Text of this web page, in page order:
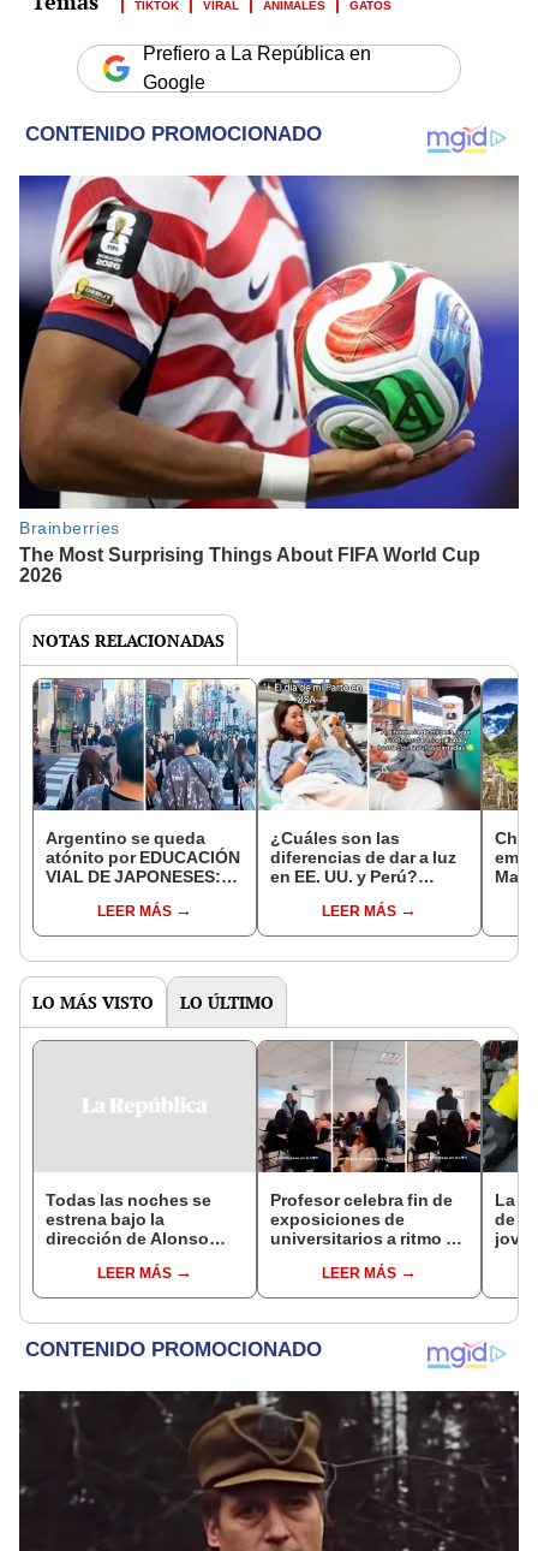
Prefiero a La República en
Google
NOTAS RELACIONADAS
Argentino se queda
atónito por EDUCACIÓN
VIAL DE JAPONESES:
ningún carro, no cruzan
la pista”
LEER MÁS
¿Cuáles son las
diferencias de dar a luz
en EE. UU. y Perú?
engrieron dándome
helado”
LEER MÁS
LO MÁS VISTO LO ÚLTIMO
Todas las noches se
estrena bajo la
dirección de Alonso
LEER MÁS
Profesor celebra fin de
exposiciones de
universitarios a ritmo de
método”LEER MÁS
La
de